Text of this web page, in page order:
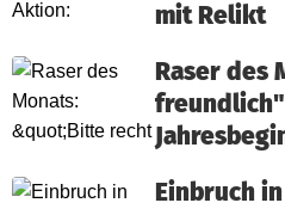
mit Relikt
Raser des
freundlich"
Einbruch